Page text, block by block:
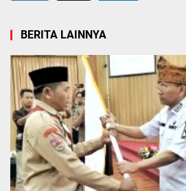
BERITA LAINNYA